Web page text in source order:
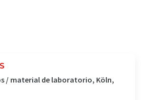
/ material de laboratorio, Köln,